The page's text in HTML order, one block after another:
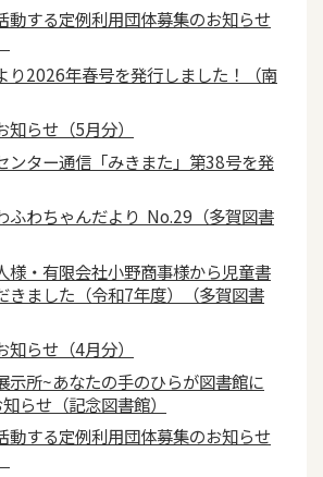
動する定例利用団体募集のお知らせ
り2026年春号を発行しました！（南
らせ（5月分）
ンター通信「みきまた」第38号を発
ふわちゃんだより No.29（多賀図書
様・有限会社小野商事様から児童書
きました（令和7年度）（多賀図書
らせ（4月分）
示所~あなたの手のひらが図書館に
らせ（記念図書館）
動する定例利用団体募集のお知らせ